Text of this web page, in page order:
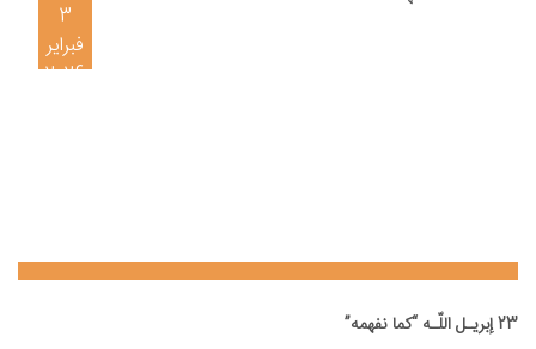
3
فبراير
2026
23 إبريـل اللّـه “كما نفهمه”